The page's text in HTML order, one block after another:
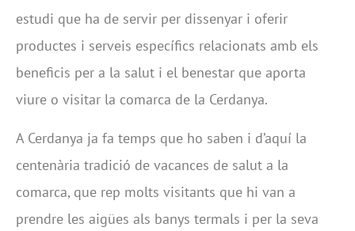
estudi que ha de servir per dissenyar i oferir
productes i serveis específics relacionats amb els
beneficis per a la salut i el benestar que aporta
viure o visitar la comarca de la Cerdanya.
A Cerdanya ja fa temps que ho saben i d’aquí la
centenària tradició de vacances de salut a la
comarca, que rep molts visitants que hi van a
prendre les aigües als banys termals i per la seva